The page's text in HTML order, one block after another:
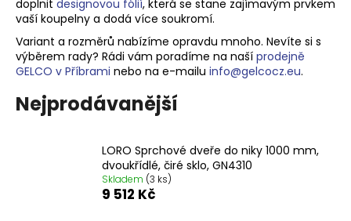
doplnit designovou fólií, která se stane zajímavým prvkem
vaší koupelny a dodá více soukromí.
Variant a rozměrů nabízíme opravdu mnoho. Nevíte si s
výběrem rady? Rádi vám poradíme na naší prodejně
GELCO v Příbrami nebo na e-mailu info@gelcocz.eu.
Nejprodávanější
LORO Sprchové dveře do niky 1000 mm,
dvoukřídlé, čiré sklo, GN4310
Skladem (3 ks)
9 512 Kč
í
t
?